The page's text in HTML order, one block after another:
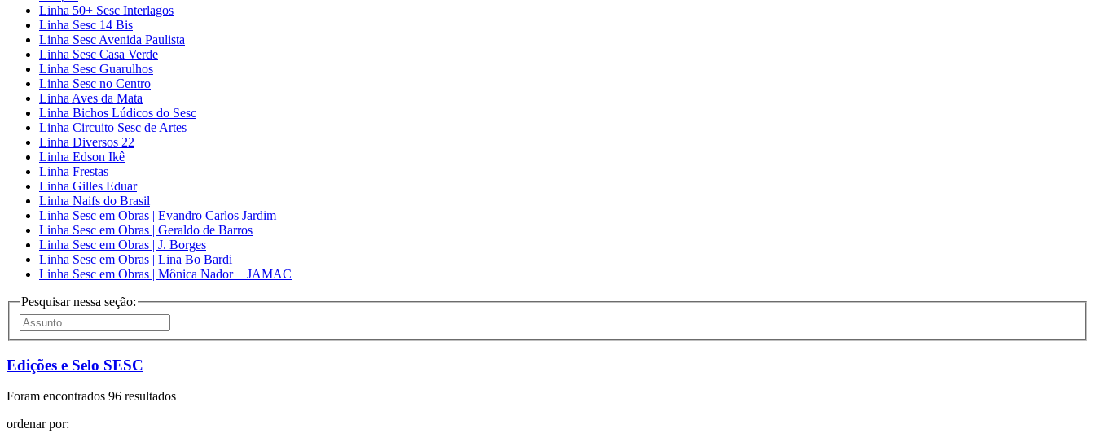
Linha 50+ Sesc Interlagos
Linha Sesc 14 Bis
Linha Sesc Avenida Paulista
Linha Sesc Casa Verde
Linha Sesc Guarulhos
Linha Sesc no Centro
Linha Aves da Mata
Linha Bichos Lúdicos do Sesc
Linha Circuito Sesc de Artes
Linha Diversos 22
Linha Edson Ikê
Linha Frestas
Linha Gilles Eduar
Linha Naifs do Brasil
Linha Sesc em Obras | Evandro Carlos Jardim
Linha Sesc em Obras | Geraldo de Barros
Linha Sesc em Obras | J. Borges
Linha Sesc em Obras | Lina Bo Bardi
Linha Sesc em Obras | Mônica Nador + JAMAC
Pesquisar nessa seção:
Edições e Selo SESC
Foram encontrados 96 resultados
ordenar por: